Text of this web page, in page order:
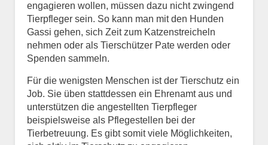
engagieren wollen, müssen dazu nicht zwingend
Tierpfleger sein. So kann man mit den Hunden
Gassi gehen, sich Zeit zum Katzenstreicheln
nehmen oder als Tierschützer Pate werden oder
Spenden sammeln.
Für die wenigsten Menschen ist der Tierschutz ein
Job. Sie üben stattdessen ein Ehrenamt aus und
unterstützen die angestellten Tierpfleger
beispielsweise als Pflegestellen bei der
Tierbetreuung. Es gibt somit viele Möglichkeiten,